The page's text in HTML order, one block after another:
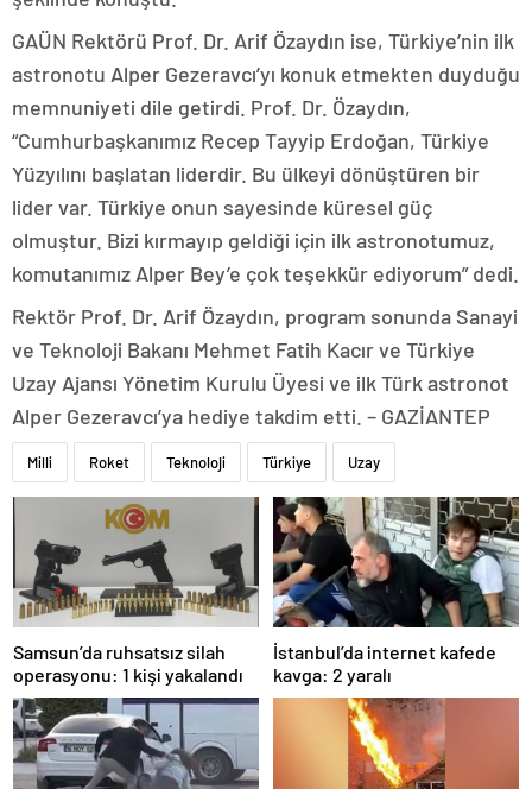
GAÜN Rektörü Prof. Dr. Arif Özaydın ise, Türkiye’nin ilk
astronotu Alper Gezeravcı’yı konuk etmekten duyduğu
memnuniyeti dile getirdi. Prof. Dr. Özaydın,
“Cumhurbaşkanımız Recep Tayyip Erdoğan, Türkiye
Yüzyılını başlatan liderdir. Bu ülkeyi dönüştüren bir
lider var. Türkiye onun sayesinde küresel güç
olmuştur. Bizi kırmayıp geldiği için ilk astronotumuz,
komutanımız Alper Bey’e çok teşekkür ediyorum” dedi.
Rektör Prof. Dr. Arif Özaydın, program sonunda Sanayi
ve Teknoloji Bakanı Mehmet Fatih Kacır ve Türkiye
Uzay Ajansı Yönetim Kurulu Üyesi ve ilk Türk astronot
Alper Gezeravcı’ya hediye takdim etti. – GAZİANTEP
Milli Roket Teknoloji Türkiye Uzay
Samsun’da ruhsatsız silah
operasyonu: 1 kişi yakalandı
İstanbul’da internet kafede
kavga: 2 yaralı